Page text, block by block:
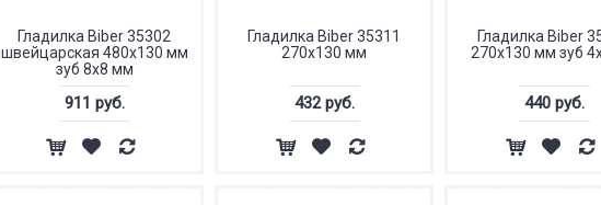
Гладилка Biber 35302
швейцарская 480х130 мм
зуб 8х8 мм
911 руб.
Гладилка Biber 35311
270х130 мм
432 руб.
Гладилка Biber
270х130 мм зуб
440 руб.